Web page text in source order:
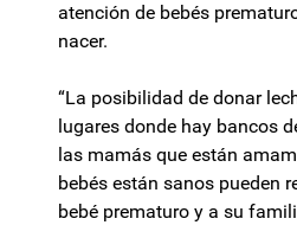
atención de bebés
nacer.
“La posibilidad de donar
lugares donde hay bancos
las mamás que están
bebés están sanos pueden
bebé prematuro y a su